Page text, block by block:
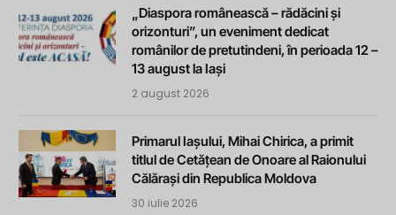
„Diaspora românească – rădăcini și
orizonturi”, un eveniment dedicat
românilor de pretutindeni, în perioada 12 –
13 august la Iași
2 august 2026
Primarul Iașului, Mihai Chirica, a primit
titlul de Cetățean de Onoare al Raionului
Călărași din Republica Moldova
30 iulie 2026